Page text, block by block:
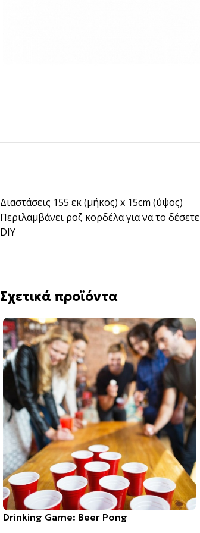
Διαστάσεις 155 εκ (μήκος) x 15cm (ύψος)
Περιλαμβάνει ροζ κορδέλα για να το δέσετε
DIY
Σχετικά προϊόντα
Drinking Game: Beer Pong